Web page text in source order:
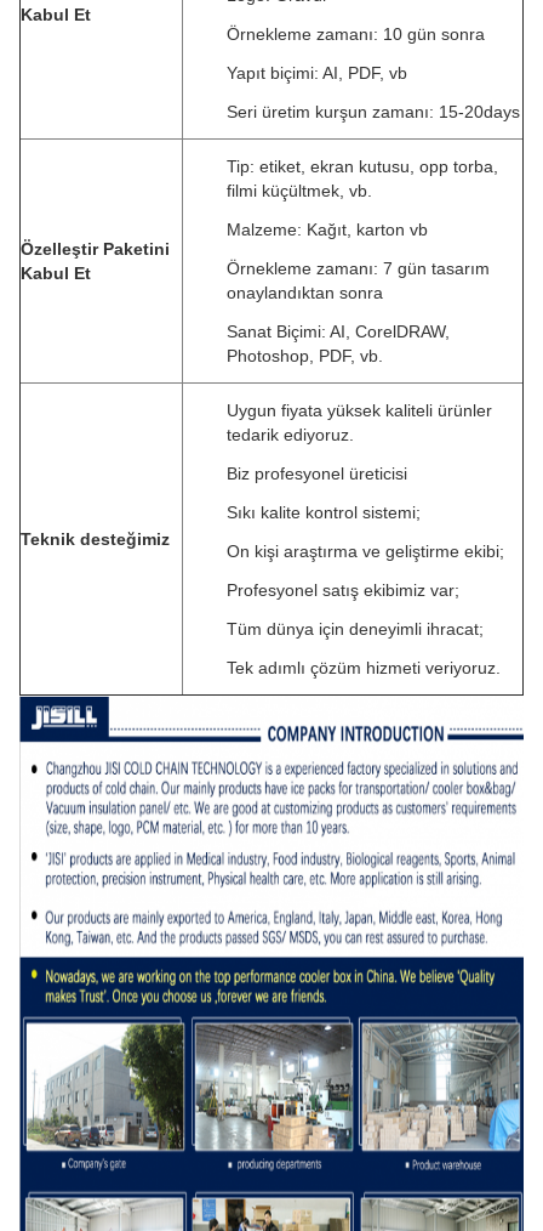
Kabul Et
Örnekleme zamanı: 10 gün sonra
Yapıt biçimi: AI, PDF, vb
Seri üretim kurşun zamanı: 15-20days
Özelleştir Paketini
Kabul Et
Tip: etiket, ekran kutusu, opp torba,
filmi küçültmek, vb.
Malzeme: Kağıt, karton vb
Örnekleme zamanı: 7 gün tasarım
onaylandıktan sonra
Sanat Biçimi: AI, CorelDRAW,
Photoshop, PDF, vb.
Teknik desteğimiz
Uygun fiyata yüksek kaliteli ürünler
tedarik ediyoruz.
Biz profesyonel üreticisi
Sıkı kalite kontrol sistemi;
On kişi araştırma ve geliştirme ekibi;
Profesyonel satış ekibimiz var;
Tüm dünya için deneyimli ihracat;
Tek adımlı çözüm hizmeti veriyoruz.